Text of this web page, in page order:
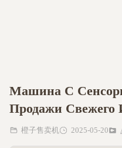
Машина С
Продажи Свежего
橙子售卖机 2025-05-20